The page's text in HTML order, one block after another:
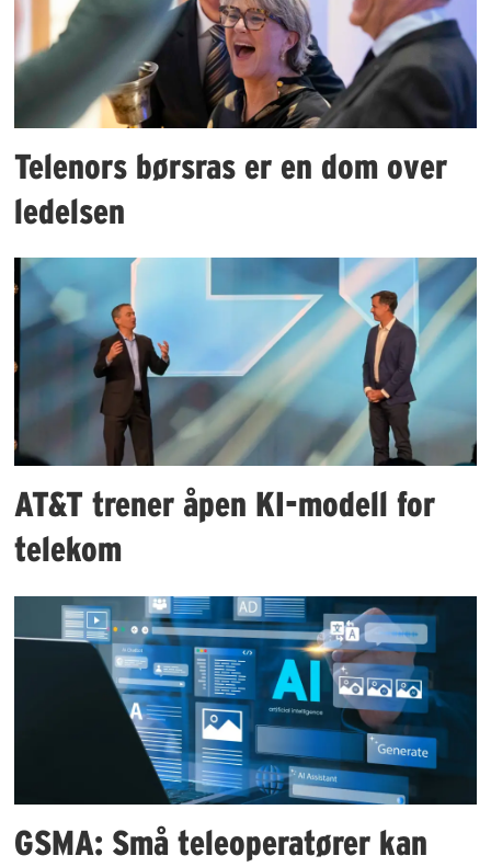
Telenors børsras er en dom over
ledelsen
AT&T trener åpen KI-modell for
telekom
GSMA: Små teleoperatører kan